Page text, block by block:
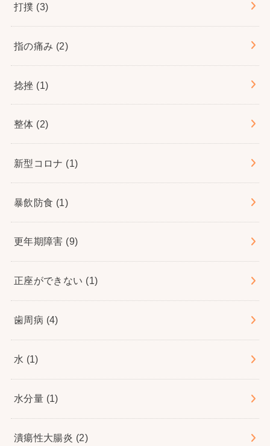
打撲 (3)
指の痛み (2)
捻挫 (1)
整体 (2)
新型コロナ (1)
暴飲防食 (1)
更年期障害 (9)
正座ができない (1)
歯周病 (4)
水 (1)
水分量 (1)
潰瘍性大腸炎 (2)